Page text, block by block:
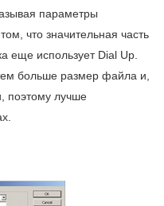
параметры
что значительная часть
еще использует Dial Up.
больше размер файла и,
поэтому лучше